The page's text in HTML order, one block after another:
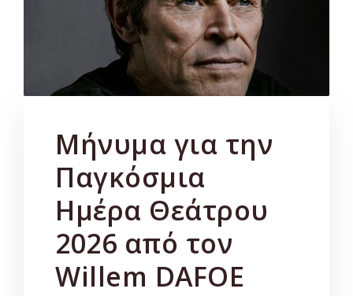
Μήνυμα για την
Παγκόσμια
Ημέρα Θεάτρου
2026 από τον
Willem DAFOE